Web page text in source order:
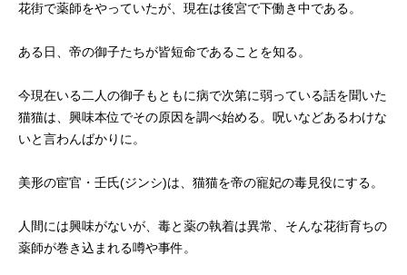
花街で薬師をやっていたが、現在は後宮で下働き中である。
ある日、帝の御子たちが皆短命であることを知る。
今現在いる二人の御子もともに病で次第に弱っている話を聞いた
猫猫は、興味本位でその原因を調べ始める。呪いなどあるわけな
いと言わんばかりに。
美形の宦官・壬氏(ジンシ)は、猫猫を帝の寵妃の毒見役にする。
人間には興味がないが、毒と薬の執着は異常、そんな花街育ちの
薬師が巻き込まれる噂や事件。